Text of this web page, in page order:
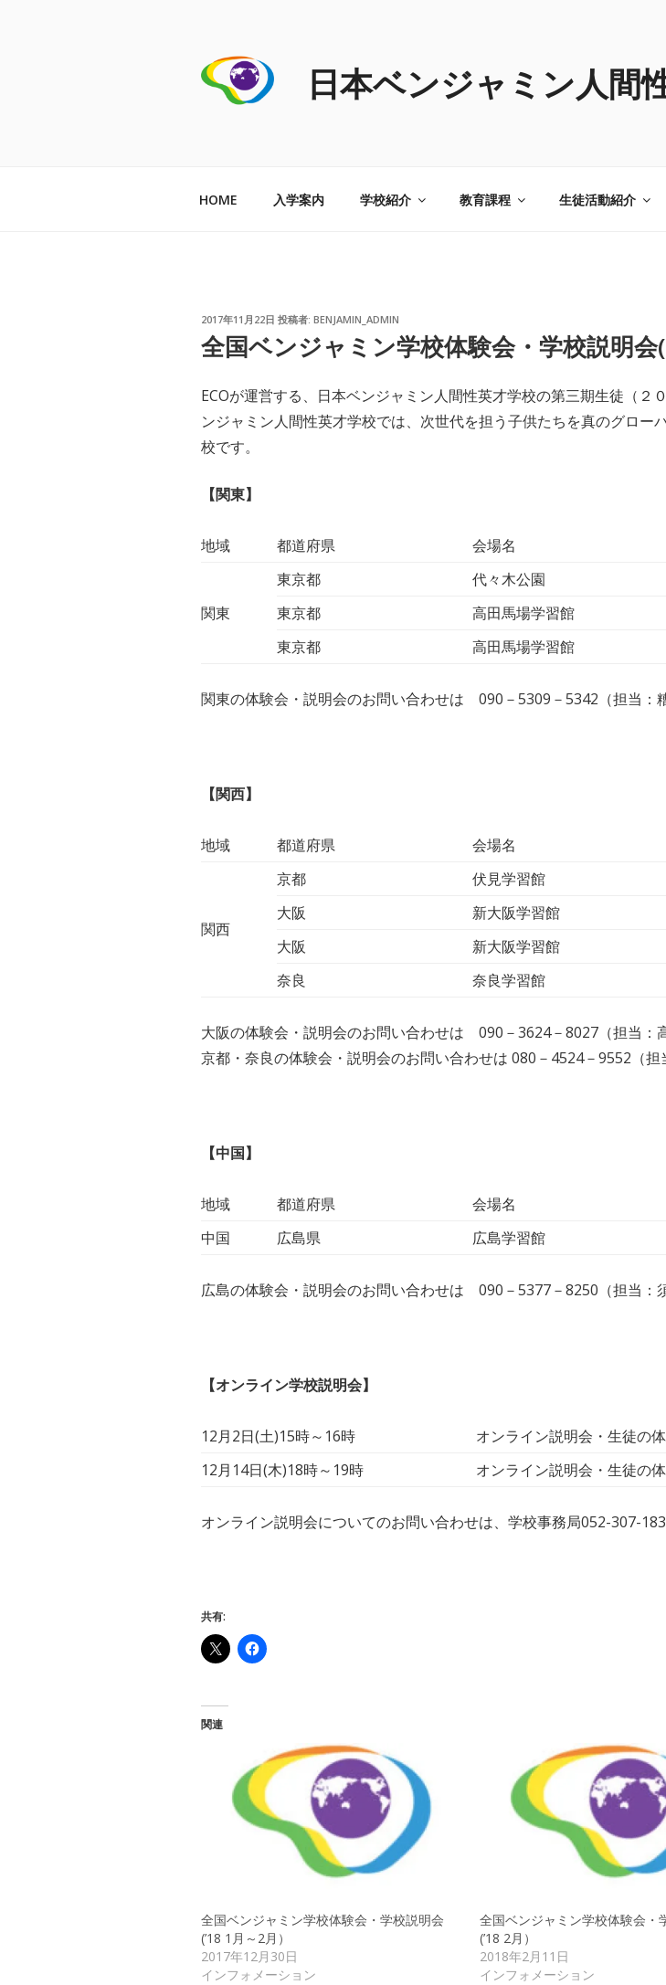
日本ベンジャミン人間
HOME 入学案内 学校紹介 教育課程 生徒活動紹介
投
日:
2017年11月22日 投稿者: BENJAMIN_ADMIN
全国ベンジャミン学校体験会・学校説明会
ECOが運営する、日本ベンジャミン人間性英才学校の第三期生徒（
ンジャミン人間性英才学校では、次世代を担う子供たちを真のグロ
校です。
【関東】
地域 都道府県 会場名
関東
東京都 代々木公園
東京都
高田馬場学習館
東京都
高田馬場学習館
関東の体験会・説明会のお問い合わせは 090－5309－5342（担当：
【関西】
地域 都道府県 会場名
関西
京都 伏見学習館
大阪
新大阪学習館
大阪
新大阪学習館
奈良
奈良学習館
大阪の体験会・説明会のお問い合わせは 090－3624－8027（担当：
京都・奈良の体験会・説明会のお問い合わせは 080－4524－9552（
【中国】
地域 都道府県 会場名
中国
広島県 広島学習館
広島の体験会・説明会のお問い合わせは 090－5377－8250（担当：
【オンライン学校説明会】
12月2日(土)15時～16時
オンライン説明会・生徒の
12月14日(木)18時～19時
オンライン説明会・生徒の
オンライン説明会についてのお問い合わせは、学校事務局052-307-
共有:
関連
全国ベンジャミン学校体験会・学校説明会
(’18 1月～2月）
2017年12月30日
インフォメーション
全国ベンジャミン学校体験会・
(’18 2月）
2018年2月11日
インフォメーション